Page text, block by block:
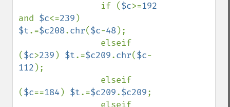
                if (
$c>=
and $c<=239
$t.=$c208.chr($c-48);
($c>239 ) $t.=$c209.chr($c-
112 );
($c==184 ) $t.=$c209.$c209;